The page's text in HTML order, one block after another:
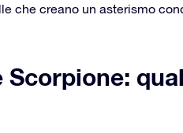
che creano un asterismo
Scorpione: